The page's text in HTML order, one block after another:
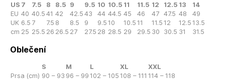
US 7 7.5 8 8.5 9 9.5 10 10.5 11 11.5 12 12.5 13
14
EU 40 40.5 41 42 42.5 43 44 44.5 45 46 47 47.5 48
49
UK 6.5 7 7.5 8 8.5 9 9.5 10 10.5 11 11.5 12 12.5 13.5
cm 25 25.5 26 26.5 27 27.5 28 28.5 29 29.5 30 30.5 31 31.5
Oblečení
S M L XL
XXL
Prsa (cm) 90 – 93 96 – 99 102 – 105 108 – 111 114 – 118